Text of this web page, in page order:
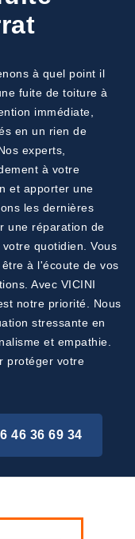
à quel point il
fuite de toiture à
immédiate,
en un rien de
experts,
à votre
et apporter une
les dernières
une réparation de
quotidien. Vous
à l'écoute de vos
Avec VICINI
notre priorité. Nous
stressante en
et empathie.
protéger votre
46 36 69 34